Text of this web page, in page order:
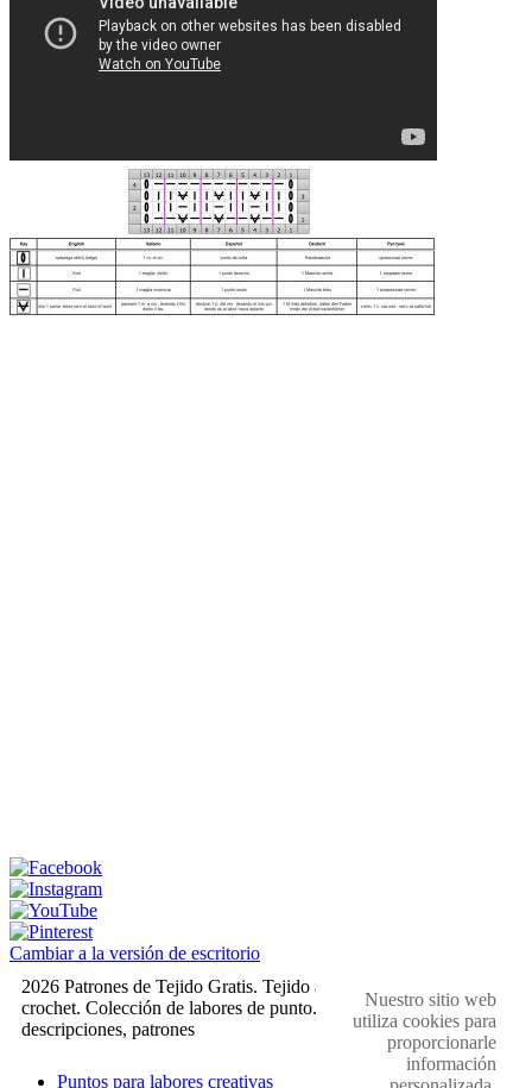
Cambiar a la versión de escritorio
2026 Patrones de Tejido Gratis. Tejido a dos agujas y
crochet. Colección de labores de punto. Muestras,
descripciones, patrones
Puntos para labores creativas
Nuestro sitio web
utiliza cookies para
proporcionarle
información